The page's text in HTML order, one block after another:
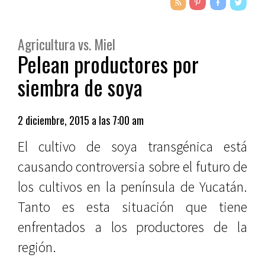
Agricultura vs. Miel
Pelean productores por
siembra de soya
2 diciembre, 2015 a las 7:00 am
El cultivo de soya transgénica está
causando controversia sobre el futuro de
los cultivos en la península de Yucatán.
Tanto es esta situación que tiene
enfrentados a los productores de la
región.